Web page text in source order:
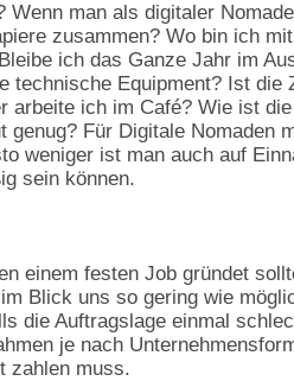
Wenn man als digitaler
zusammen? Wo bin ich
ich das Ganze Jahr im
technische Equipment? Ist
arbeite ich im Café? Wie ist
genug? Für Digitale Nomaden
weniger ist man auch auf
sein können.
einem festen Job gründet
Blick uns so gering wie
die Auftragslage einmal
je nach
zahlen muss.